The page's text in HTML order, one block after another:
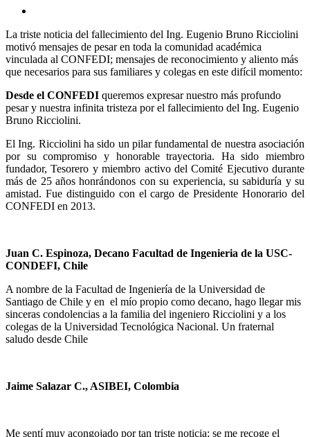
más
grande
La triste noticia del fallecimiento del Ing. Eugenio Bruno Ricciolini
motivó mensajes de pesar en toda la comunidad académica
vinculada al CONFEDI; mensajes de reconocimiento y aliento más
que necesarios para sus familiares y colegas en este difícil momento:
Desde el CONFEDI queremos expresar nuestro más profundo
pesar y nuestra infinita tristeza por el fallecimiento del Ing. Eugenio
Bruno Ricciolini.
El Ing. Ricciolini ha sido un pilar fundamental de nuestra asociación
por su compromiso y honorable trayectoria. Ha sido miembro
fundador, Tesorero y miembro activo del Comité Ejecutivo durante
más de 25 años honrándonos con su experiencia, su sabiduría y su
amistad. Fue distinguido con el cargo de Presidente Honorario del
CONFEDI en 2013.
Juan C. Espinoza, Decano Facultad de Ingenieria de la USC-
CONDEFI, Chile
A nombre de la Facultad de Ingeniería de la Universidad de
Santiago de Chile y en el mío propio como decano, hago llegar mis
sinceras condolencias a la familia del ingeniero Ricciolini y a los
colegas de la Universidad Tecnológica Nacional. Un fraternal
saludo desde Chile
Jaime Salazar C., ASIBEI, Colombia
Me sentí muy acongojado por tan triste noticia; se me recoge el